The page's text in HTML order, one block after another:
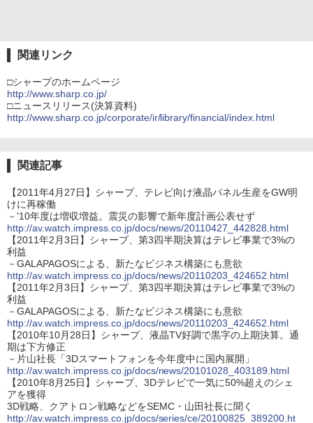
関連リンク
□シャープのホームページ
http://www.sharp.co.jp/
□ニュースリリース(決算資料)
http://www.sharp.co.jp/corporate/ir/library/financial/index.html
関連記事
【2011年4月27日】シャープ、テレビ向け液晶パネル生産をGW明
けに再稼働
－'10年度は増収増益。震災の影響で新年度計画公表せず
http://av.watch.impress.co.jp/docs/news/20110427_442828.html
【2011年2月3日】シャープ、第3四半期決算はテレビ事業で3%の
利益
－GALAPAGOSによる、新たなビジネス構築にも意欲
http://av.watch.impress.co.jp/docs/news/20110203_424652.html
【2011年2月3日】シャープ、第3四半期決算はテレビ事業で3%の
利益
－GALAPAGOSによる、新たなビジネス構築にも意欲
http://av.watch.impress.co.jp/docs/news/20110203_424652.html
【2010年10月28日】シャープ、液晶TV好調で黒字の上期決算。通
期は下方修正
－片山社長「3Dスマートフォンを今年度中に国内展開」
http://av.watch.impress.co.jp/docs/news/20101028_403189.html
【2010年8月25日】シャープ、3Dテレビで一気に50%超えのシェ
アを獲得
3D戦略、クアトロン戦略などをSEMC・山田社長に聞く
http://av.watch.impress.co.jp/docs/series/ce/20100825_389200.ht